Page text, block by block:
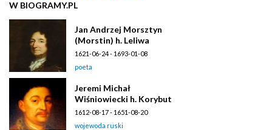
W BIOGRAMY.PL
Jan Andrzej Morsztyn
(Morstin) h. Leliwa
1621-06-24 - 1693-01-08
poeta
Jeremi Michał
Wiśniowiecki h. Korybut
1612-08-17 - 1651-08-20
wojewoda ruski